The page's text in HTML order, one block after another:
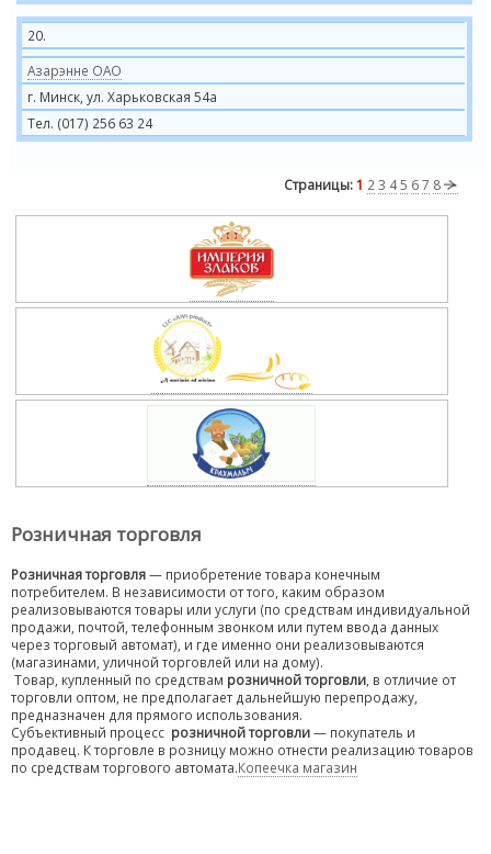
20.
Азарэнне ОАО
г. Минск, ул. Харьковская 54а
Тел. (017) 256 63 24
Страницы: 1 2 3 45 67 8
Розничная торговля
Розничная торговля— приобретение товара конечным
потребителем. В независимости от того, каким образом
реализовываются товары или услуги (по средствам индивидуальной
продажи, почтой, телефонным звонком или путем ввода данных
через торговый автомат), и где именно они реализовываются
(магазинами, уличной торговлей или на дому).
Товар, купленный по средствам розничной торговли , в отличие от
торговли оптом, не предполагает дальнейшую перепродажу,
предназначен для прямого использования.
Субъективный процесс розничной торговли— покупатель и
продавец. К торговле в розницу можно отнести реализацию товаров
по средствам торгового автомата.Копеечка магазин